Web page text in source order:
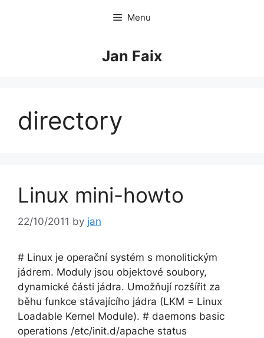
Menu
Jan Faix
directory
Linux mini-howto
22/10/2011 by jan
# Linux je operační systém s monolitickým
jádrem. Moduly jsou objektové soubory,
dynamické části jádra. Umožňují rozšířit za
běhu funkce stávajícího jádra (LKM = Linux
Loadable Kernel Module). # daemons basic
operations /etc/init.d/apache status